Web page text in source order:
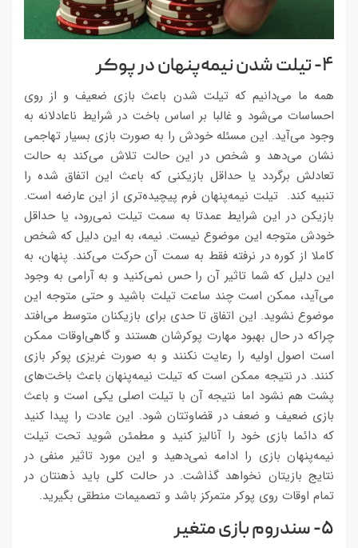
۴- تیلت شدن نیمه‌پنهان در پوکر
همه ما می‌دانیم که تیلت شدن باعث بازی ضعیف و از روی
احساسات می‌شود و غالبا بر اساس باخت در شرایط ناعادلانه به
وجود می‌آید. این مسئله خودش را به صورت بازی بسیار تهاجمی
نشان می‌دهد و شخص در این حالت تلاش می‌کند به حالت
تعادلش برگردد یا حداقل بازیکنی که باعث این اتفاق شده را
تنبیه کند. تیلت نیمه‌پنهان فرم پیچیده‌تری از این عارضه است.
بازیکن در این شرایط عمدتا به سمت تیلت نمی‌رود، یا حداقل
خودش متوجه این موضوع نیست. نیمه، به این دلیل که شخص
کاملا از کوره در نرفته فقط به سمت آن حرکت می‌کند. پنهان، به
این دلیل که شما تاثیر آن را حس نمی‌کنید و به آرامی به وجود
می‌آید، ممکن است چند ساعت تیلت باشید و حتی متوجه این
موضوع نشوید. این اتفاق تا حدی برای بازیکنان متوسط می‌افتد
چراکه در حال بهبود مهارت پوکرشان هستند و گاهی‌اوقات ممکن
است اصول اولیه را رعایت نکنند و به صورت غریزی پوکر بازی
کنند. در نتیجه ممکن است که تیلت نیمه‌پنهان باعث باخت‌های
پشت هم نشود اما نتیجه آن با تیلت اصلی یکی است و باعث
بازی ضعیف و ضعف در قضاوتتان شود. این عادت را پیدا کنید
که دائما بازی خود را آنالیز کنید و مطمئن شوید تحت تیلت
نیمه‌پنهان بازی را ادامه نمی‌دهید و این مورد تاثیر منفی در
نتایج بازیتان نخواهد گذاشت. در حالت کلی باید ذهنتان در
تمام اوقات روی پوکر متمرکز باشد و تصمیمات منطقی بگیرید.
۵- سندروم بازی متغیر